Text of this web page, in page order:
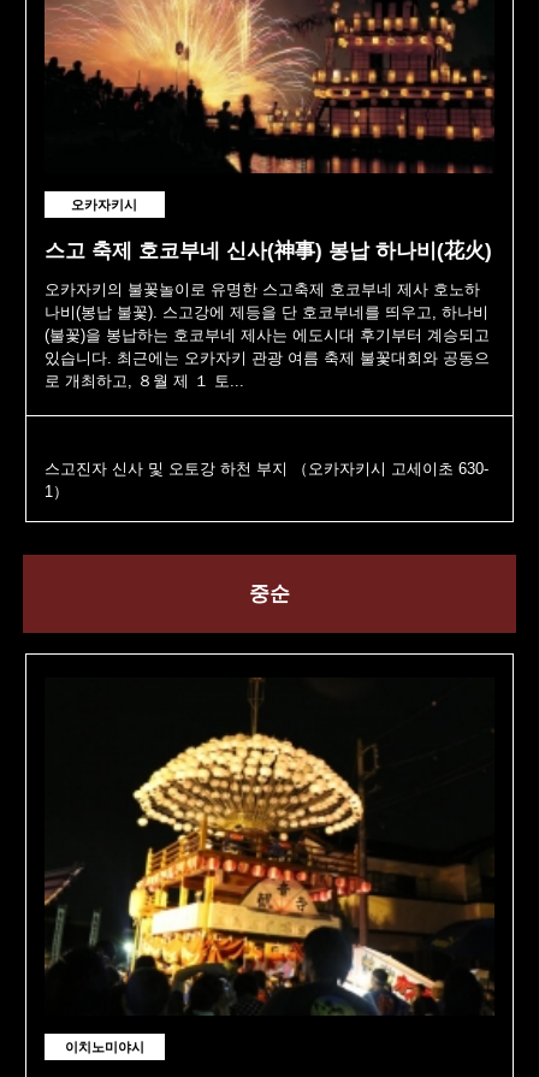
오카자키시
스고 축제 호코부네 신사(神事) 봉납 하나비(花火)
오카자키의 불꽃놀이로 유명한 스고축제 호코부네 제사 호노하
나비(봉납 불꽃). 스고강에 제등을 단 호코부네를 띄우고, 하나비
(불꽃)을 봉납하는 호코부네 제사는 에도시대 후기부터 계승되고
있습니다. 최근에는 오카자키 관광 여름 축제 불꽃대회와 공동으
로 개최하고, ８월 제 １ 토...
스고진자 신사 및 오토강 하천 부지 （오카자키시 고세이초 630-
1）
중순
이치노미야시